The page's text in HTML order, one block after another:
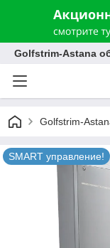
Golfstrim-Astana
Golfstrim-
SMART управление!